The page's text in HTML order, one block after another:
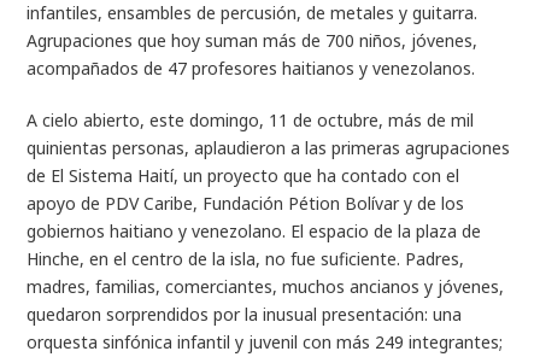
infantiles, ensambles de percusión, de metales y guitarra.
Agrupaciones que hoy suman más de 700 niños, jóvenes,
acompañados de 47 profesores haitianos y venezolanos.
A cielo abierto, este domingo, 11 de octubre, más de mil
quinientas personas, aplaudieron a las primeras agrupaciones
de El Sistema Haití, un proyecto que ha contado con el
apoyo de PDV Caribe, Fundación Pétion Bolívar y de los
gobiernos haitiano y venezolano. El espacio de la plaza de
Hinche, en el centro de la isla, no fue suficiente. Padres,
madres, familias, comerciantes, muchos ancianos y jóvenes,
quedaron sorprendidos por la inusual presentación: una
orquesta sinfónica infantil y juvenil con más 249 integrantes;